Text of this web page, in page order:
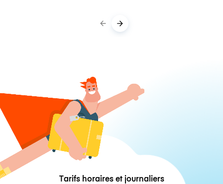
Tarifs horaires et journaliers